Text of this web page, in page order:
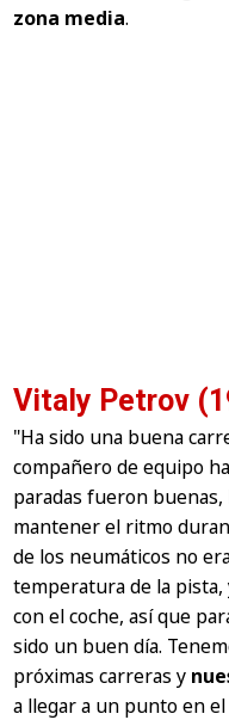
zona media.
Vitaly Petrov
"Ha sido una buena
compañero de equipo
paradas fueron
mantener el ritmo
de los neumáticos no
temperatura de la
con el coche, así que
sido un buen día.
próximas carreras y
a llegar a un punto en